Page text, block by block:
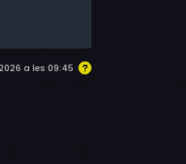
a les 09:45